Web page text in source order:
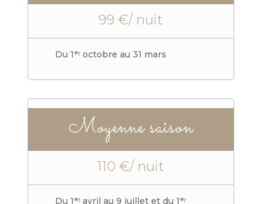
99 €/ nuit
Du 1ᵉʳ octobre au 31 mars
Moyenne saison
110 €/ nuit
Du 1ᵉʳ avril au 9 juillet et du 1ᵉʳ